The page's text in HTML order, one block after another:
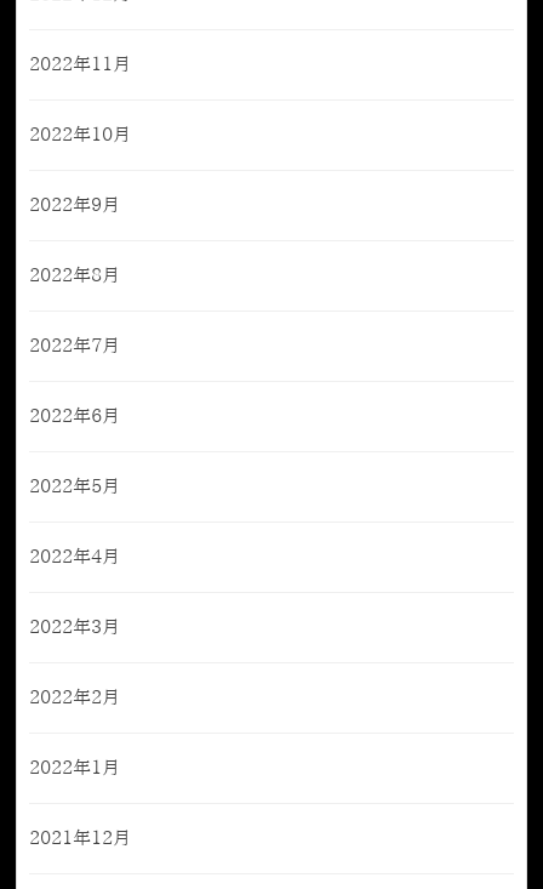
2022年11月
2022年10月
2022年9月
2022年8月
2022年7月
2022年6月
2022年5月
2022年4月
2022年3月
2022年2月
2022年1月
2021年12月